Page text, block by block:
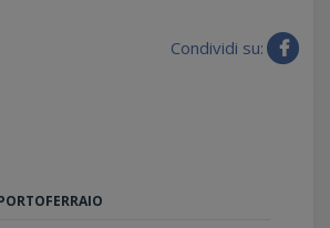
Condividi su: